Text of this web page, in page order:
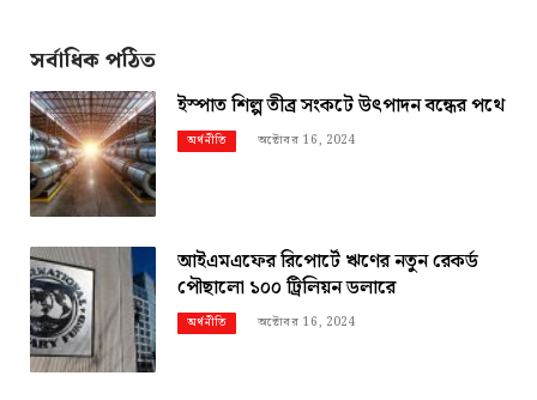
সর্বাধিক পঠিত
ইস্পাত শিল্প তীব্র সংকটে উৎপাদন বন্ধের পথে
অর্থনীতি অক্টোবর 16, 2024
আইএমএফের রিপোর্টে ঋণের নতুন রেকর্ড
পৌছালো ১০০ ট্রিলিয়ন ডলারে
অর্থনীতি অক্টোবর 16, 2024